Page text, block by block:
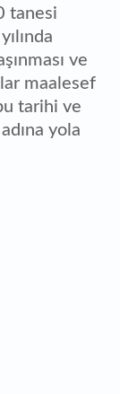
tanesi
ve
maalesef
tarihi ve
yola